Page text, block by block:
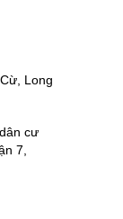
Long
cư
7,
1320